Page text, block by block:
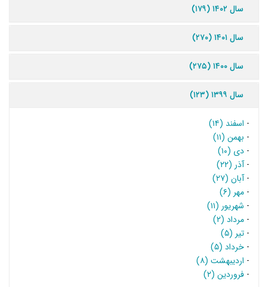
سال ۱۴۰۲ (۱۷۹)
سال ۱۴۰۱ (۲۷۰)
سال ۱۴۰۰ (۲۷۵)
سال ۱۳۹۹ (۱۲۳)
- اسفند (۱۴)
- بهمن (۱۱)
- دی (۱۰)
-آذر (۲۲)
-آبان (۲۷)
- مهر (۶)
- شهریور (۱۱)
- مرداد (۲)
- تیر (۵)
- خرداد (۵)
- اردیبهشت (۸)
- فروردین (۲)